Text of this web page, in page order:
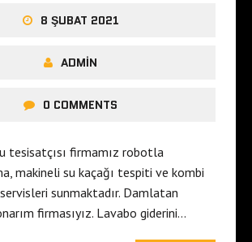
8 ŞUBAT 2021
ADMIN
0 COMMENTS
tesisatçısı firmamız robotla
makineli su kaçağı tespiti ve kombi
sunmaktadır. Damlatan
firmasıyız. Lavabo giderini…